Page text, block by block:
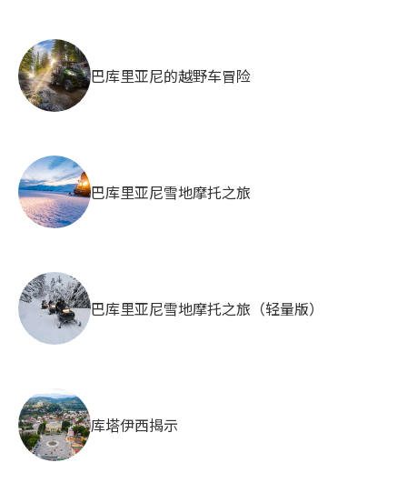
巴库里亚尼的越野车冒险
巴库里亚尼雪地摩托之旅
巴库里亚尼雪地摩托之旅（轻量版）
库塔伊西揭示